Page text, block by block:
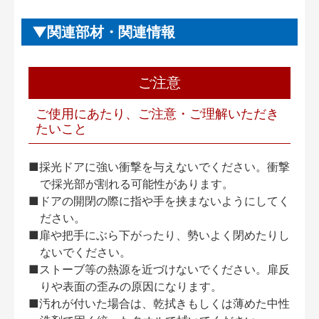
関連部材・関連情報
ご注意
ご使用にあたり、ご注意・ご理解いただき
たいこと
■採光ドアに強い衝撃を与えないでください。衝撃
で採光部が割れる可能性があります。
■ドアの開閉の際に指や手を挟まないようにしてく
ださい。
■扉や把手にぶら下がったり、勢いよく閉めたりし
ないでください。
■ストーブ等の熱源を近づけないでください。扉反
りや表面の歪みの原因になります。
■汚れが付いた場合は、乾拭きもしくは薄めた中性